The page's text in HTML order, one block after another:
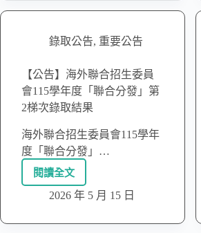
錄取公告, 重要公告
【公告】海外聯合招生委員
會115學年度「聯合分發」第
2梯次錄取結果
海外聯合招生委員會115學年
度「聯合分發」…
閱讀全文
2026 年 5 月 15 日